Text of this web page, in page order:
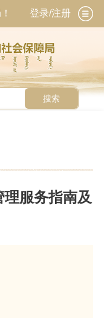
登录/注册
搜索
服务指南及